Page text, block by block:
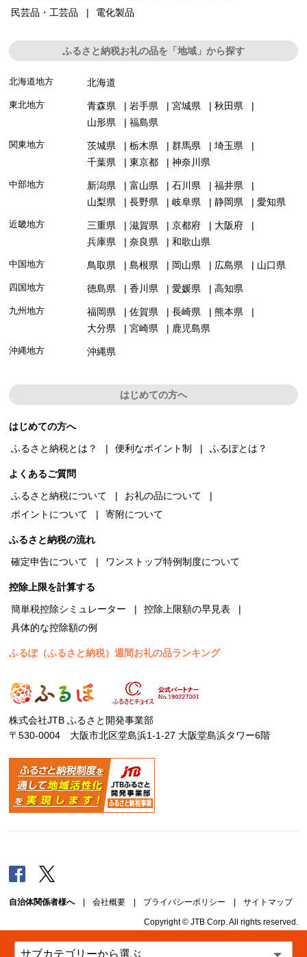
民芸品・工芸品
電化製品
ふるさと納税お礼の品を「地域」から探す
北海道地方 北海道
東北地方 青森県 岩手県 宮城県
秋田県
山形県
福島県
関東地方 茨城県 栃木県 群馬県
埼玉県
千葉県
東京都 神奈川県
中部地方 新潟県 富山県 石川県
福井県
山梨県
長野県 岐阜県 静岡県 愛知県
近畿地方 三重県 滋賀県 京都府
大阪府
兵庫県
奈良県 和歌山県
中国地方 鳥取県 島根県 岡山県 広島県 山口県
四国地方 徳島県 香川県 愛媛県 高知県
九州地方 福岡県 佐賀県 長崎県
熊本県
大分県
宮崎県 鹿児島県
沖縄地方 沖縄県
はじめての方へ
はじめての方へ
ふるさと納税とは？
便利なポイント制 ふるぽとは？
よくあるご質問
ふるさと納税について
お礼の品について
ポイントについて
寄附について
ふるさと納税の流れ
確定申告について
ワンストップ特例制度について
控除上限を計算する
簡単税控除シミュレーター
控除上限額の早見表
具体的な控除額の例
ふるぽ（ふるさと納税）週間お礼の品ランキング
株式会社JTB ふるさと開発事業部
〒530-0004 大阪市北区堂島浜1-1-27 大阪堂島浜タワー6階
Facebook
自治体関係者様へ| 会社概要 | プライバシーポリシー | サイトマップ
Copyright © JTB Corp. All rights reserved.